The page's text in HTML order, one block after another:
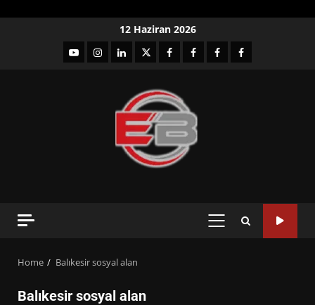
12 Haziran 2026
YouTubeInstagram
LinkedIntwitterfacebook-Facebook-
Facebook-Facebook-
PRIMARY
Home Balıkesir sosyal alan
Balıkesir sosyal alan